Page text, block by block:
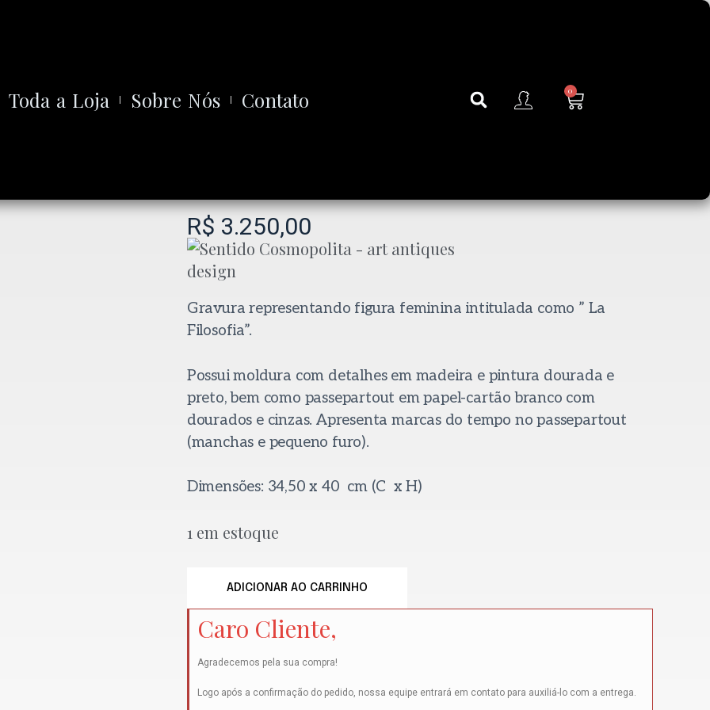
Toda a Loja Sobre Nós Contato 0
R$ 3.250,00
Gravura representando figura feminina intitulada como ” La
Filosofia”.
Possui moldura com detalhes em madeira e pintura dourada e
preto, bem como passepartout em papel-cartão branco com
dourados e cinzas. Apresenta marcas do tempo no passepartout
(manchas e pequeno furo).
Dimensões: 34,50 x 40 cm (C x H)
1 em estoque
ADICIONAR AO CARRINHO
Caro Cliente,
Agradecemos pela sua compra!
Logo após a confirmação do pedido, nossa equipe entrará em contato para auxiliá-lo com a entrega.